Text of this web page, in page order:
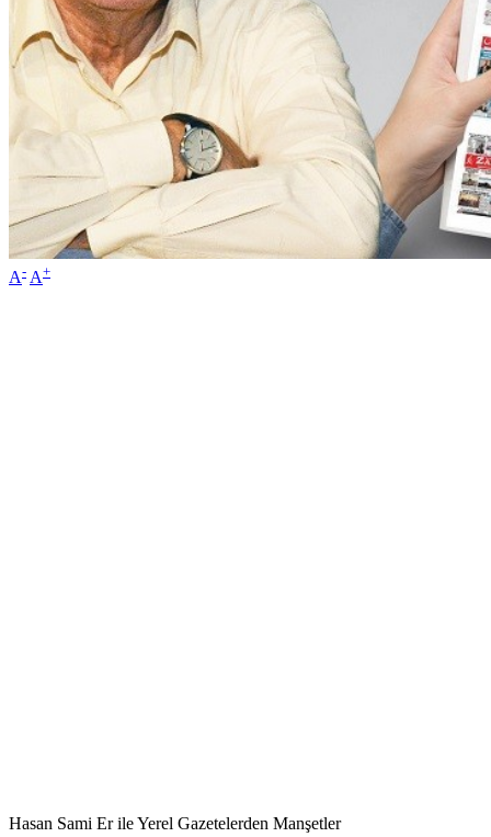
A- A+
Hasan Sami Er ile Yerel Gazetelerden Manşetler